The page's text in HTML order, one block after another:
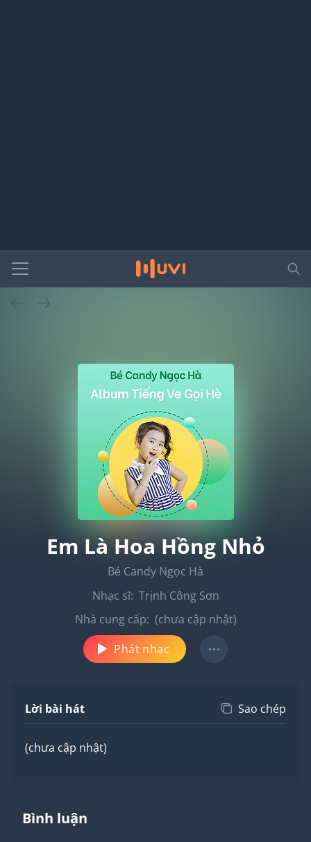
Em Là Hoa Hồng Nhỏ
Bé Candy Ngọc Hà
Nhạc sĩ: Trịnh Công Sơn
Nhà cung cấp: (chưa cập nhật)
Phát nhạc
Lời bài hát Sao chép
(chưa cập nhật)
Bình luận